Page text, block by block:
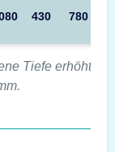
430 780
Tiefe erhöht